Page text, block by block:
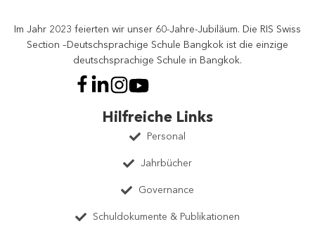
Im Jahr 2023 feierten wir unser 60-Jahre-Jubiläum. Die RIS Swiss
Section –Deutschsprachige Schule Bangkok ist die einzige
deutschsprachige Schule in Bangkok.
Hilfreiche Links
Personal
Jahrbücher
Governance
Schuldokumente & Publikationen